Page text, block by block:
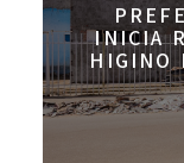
INICIA
HIGINO